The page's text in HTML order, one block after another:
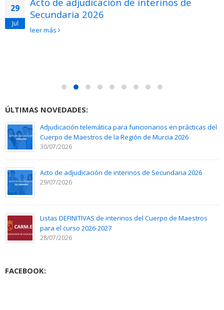
29
Jul
Secundaria 2026
leer más
ÚLTIMAS NOVEDADES:
Adjudicación telemática para funcionarios en prácticas del
Cuerpo de Maestros de la Región de Murcia 2026
30/07/2026
Acto de adjudicación de interinos de Secundaria 2026
29/07/2026
Listas DEFINITIVAS de interinos del Cuerpo de Maestros
para el curso 2026-2027
28/07/2026
FACEBOOK: